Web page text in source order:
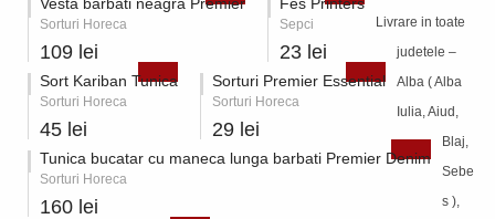
Sorturi Horeca
109 lei
Sepci
23 lei
Sort Kariban Tunica
Sorturi Horeca
45 lei
Sorturi Premier Essential
Sorturi Horeca
29 lei
Tunica bucatar cu maneca lunga barbati Premier Denim
Sorturi Horeca
160 lei
Livrare in toate
judetele –
Alba ( Alba
Iulia, Aiud,
Blaj,
Sebe
s ),